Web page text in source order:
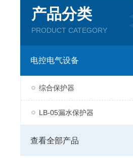
产品分类
PRODUCT CATEGORY
电控电气设备
综合保护器
LB-05漏水保护器
查看全部产品